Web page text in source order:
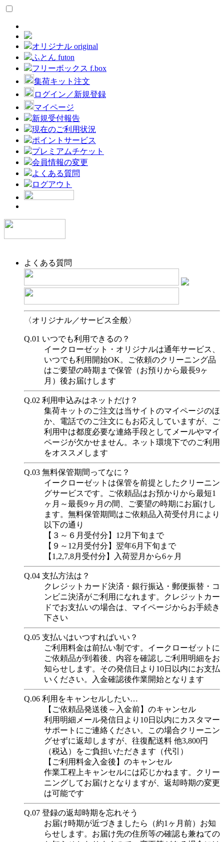
オリジナル original
ふとん futon
フリーボックス f.box
集荷キット注文
ログイン／新規登録
マイページ
新規受付報告
現在のご利用状況
ポイントサービス
プレミアムチケット
会員情報の変更
よくある質問
ログアウト
よくある質問
〈オリジナル／サービス全般〉
Q.01 いつでも利用できるの？
イークローゼット・オリジナルは通年サービス、
いつでも利用開始OK。ご依頼のクリーニング品
はご要望の時期まで保管（お預りから最長9ヶ
月）後お届けします
Q.02 利用申込みはネットだけ？
集荷キットのご注文は当サイトのマイページのほ
か、電話でのご注文にもお応えしていますが、ご
利用中は都度必要な連絡手段としてメールやマイ
ページが欠かせません。ネット環境下でのご利用
をオススメします
Q.03 無料保管期間ってなに？
イークローゼットは保管を前提としたクリーニン
グサービスです。ご依頼品はお預かりから最短1
ヶ月～最長9ヶ月の間、ご要望の時期にお届けし
ます。無料保管期間はご依頼品入荷受付月により
以下の通り
【３～６月受付分】12月下旬まで
【９～12月受付分】翌年6月下旬まで
【1,2,7,8月受付分】入荷翌月から6ヶ月
Q.04 支払方法は？
クレジットカード決済・銀行振込・郵便振替・コ
ンビニ決済がご利用になれます。クレジットカー
ドでお支払いの場合は、マイページからお手続き
下さい
Q.05 支払いはいつすればいい？
ご利用料金は前払い制です。イークローゼットに
ご依頼品が到着後、内容を確認しご利用明細をお
知らせします。その発信日より10日以内にお支払
いください。入金確認後作業開始となります
Q.06 利用をキャンセルしたい…
【ご依頼品発送後～入金前】のキャンセル
利用明細メール発信日より10日以内にカスタマー
サポートにご連絡ください。この場合クリーニン
グせずに返却しますが、往復配送料 他3,800円
（税込）をご負担いただきます（代引）
【ご利用料金入金後】のキャンセル
作業工程上キャンセルには応じかねます。クリー
ニングしてお届けとなりますが、返却時期の変更
は可能です
Q.07 登録の返却時期を忘れそう
お届け時期が近づきましたら（約1ヶ月前）お知
らせします。お届け先の住所等の確認も兼ねての